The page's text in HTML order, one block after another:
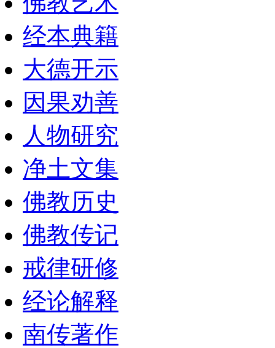
经本典籍
大德开示
因果劝善
人物研究
净土文集
佛教历史
佛教传记
戒律研修
经论解释
南传著作